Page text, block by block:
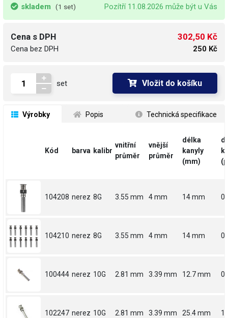
skladem (1 set) Pozítří 11.08.2026 může být u Vás
Cena s DPH
Cena bez DPH
302,50 Kč
250 Kč
set Vložit do košíku
Výrobky Popis Technická specifikace
Kód barva kalibr
vnitřní
průměr
vnější
průměr
délka
kanyly
(mm)
104208 nerez 8G 3.55 mm 4 mm 14 mm
104210 nerez 8G 3.55 mm 4 mm 14 mm
100444 nerez 10G 2.81 mm 3.39 mm 12.7 mm
102247 nerez 10G 2.81 mm 3.39 mm 25.4 mm 1